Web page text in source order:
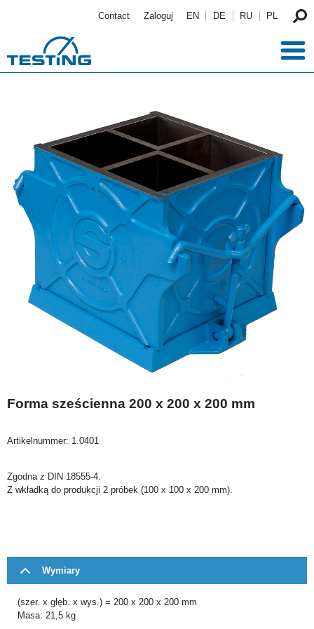
Contact Zaloguj EN DE RU PL
Forma sześcienna 200 x 200 x 200 mm
Artikelnummer: 1.0401
Zgodna z DIN 18555-4.
Z wkładką do produkcji 2 próbek (100 x 100 x 200 mm).
Wymiary
(szer. x głęb. x wys.) = 200 x 200 x 200 mm
Masa: 21,5 kg